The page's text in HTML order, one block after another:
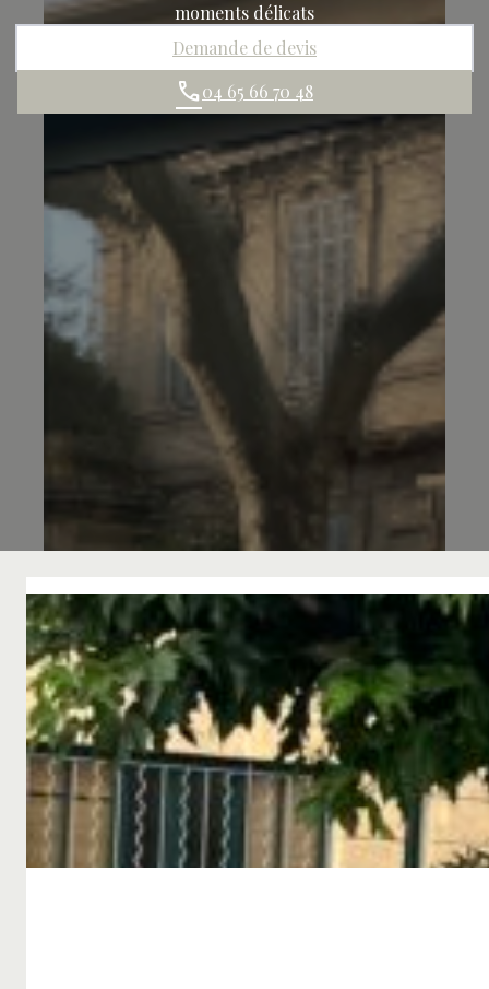
moments délicats
Demande de devis
04 65 66 70 48